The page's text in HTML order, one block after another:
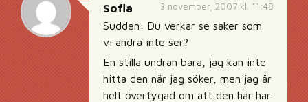
3 november, 2007 kl. 11:48
Sofia
Sudden: Du verkar se saker som
vi andra inte ser?
En stilla undran bara, jag kan inte
hitta den när jag söker, men jag är
helt övertygad om att den här har